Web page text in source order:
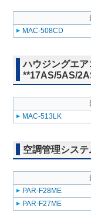
MAC-508CD
ハウジングエ
**17AS/5AS/
MAC-513LK
空調管理シス
PAR-F28ME
PAR-F27ME